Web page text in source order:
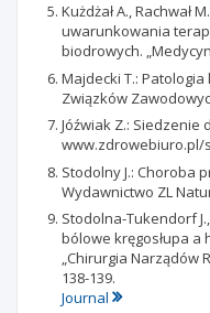
Kużdżał A., Rachwał
uwarunkowania
biodrowych.
Majdecki T.:
Związków
Jóźwiak Z.: Siedzenie
www.zdrowebiuro.pl/
Stodolny J.: Choroba
Wydawnictwo ZL
Stodolna-Tukendorf
bólowe kręgosłupa a
„Chirurgia Narządów
138-139.
Journal